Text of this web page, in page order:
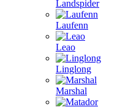
Landspider
Laufenn
Leao
Linglong
Marshal